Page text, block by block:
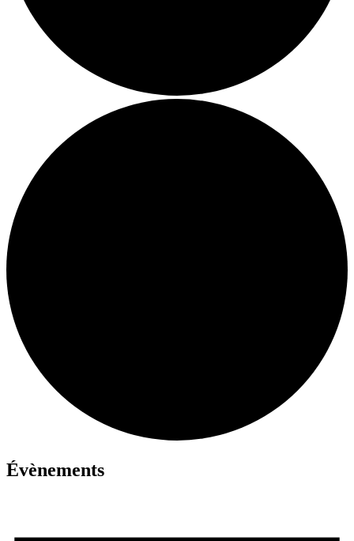
Évènements